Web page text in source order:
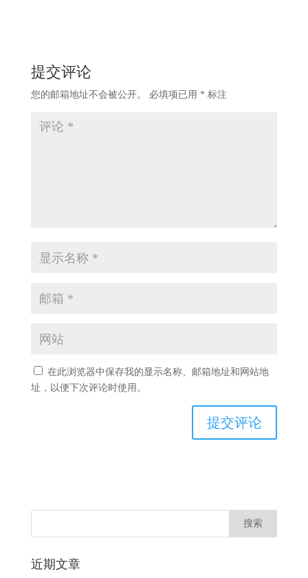
提交评论
您的邮箱地址不会被公开。 必填项已用 * 标注
在此浏览器中保存我的显示名称、邮箱地址和网站地
址，以便下次评论时使用。
近期文章